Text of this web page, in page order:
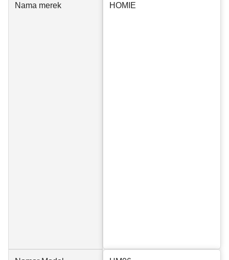
Nama merek HOMIE